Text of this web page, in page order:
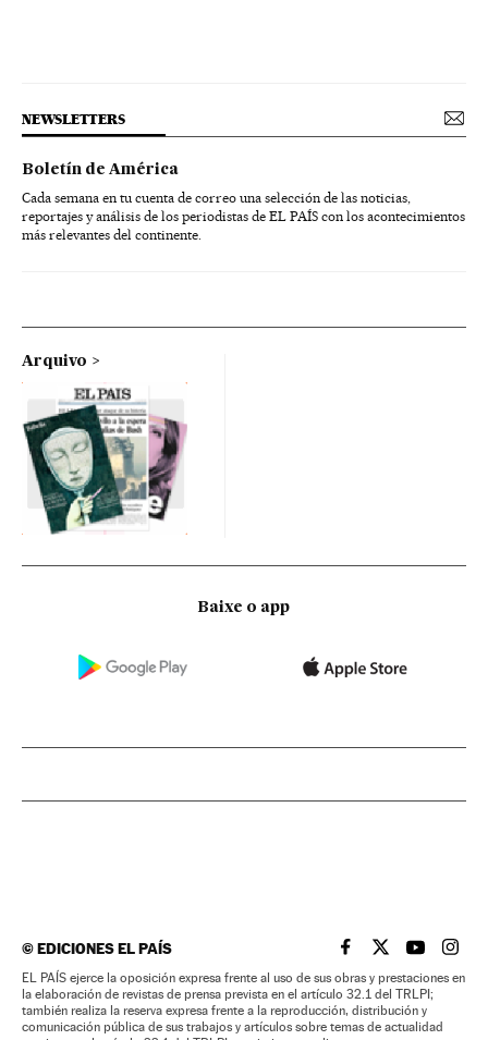
NEWSLETTERS
Boletín de América
Cada semana en tu cuenta de correo una selección de las noticias,
reportajes y análisis de los periodistas de EL PAÍS con los acontecimientos
más relevantes del continente.
Arquivo
Baixe o app
©EDICIONES EL PAÍS EL PAÍS BRASIL EN
EL PAÍSEL PAÍS
EL
EL PAÍS ejerce la oposición expresa frente al uso de sus obras y prestaciones en
la elaboración de revistas de prensa prevista en el artículo 32.1 del TRLPI;
también realiza la reserva expresa frente a la reproducción, distribución y
comunicación pública de sus trabajos y artículos sobre temas de actualidad